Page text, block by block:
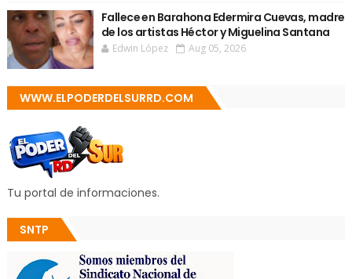
Fallece en Barahona Edermira Cuevas, madre
de los artistas Héctor y Miguelina Santana
Edwin López Aug 05, 2026
WWW.ELPODERDELSURRD.COM
Tu portal de informaciones.
SNTP